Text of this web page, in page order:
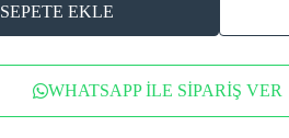
SEPETE EKLE
WHATSAPP İLE SİPARİŞ VER